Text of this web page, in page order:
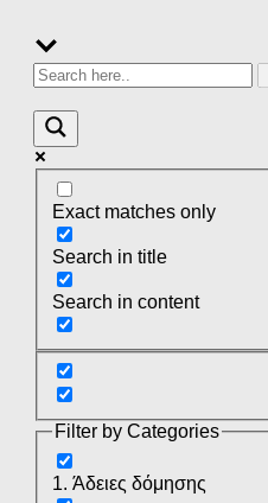
Exact matches only
Search in title
Search in content
Filter by Categories
1. Άδειες δόμησης